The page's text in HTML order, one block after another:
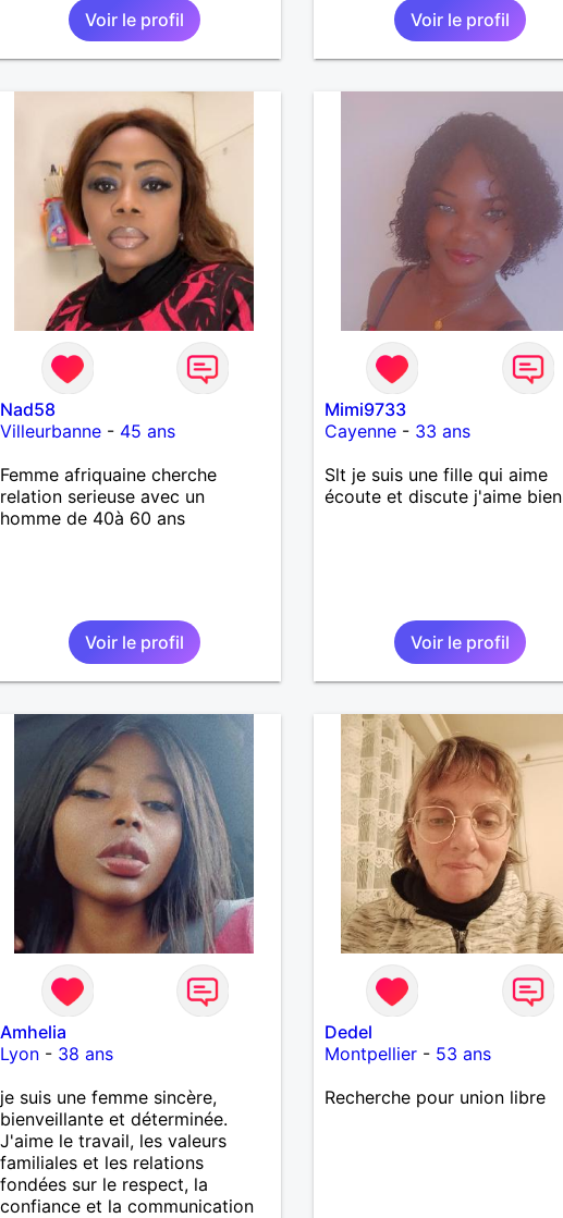
Voir le profil
Voir le profil
Nad58
Villeurbanne- 45 ans
Femme afriquaine cherche
relation serieuse avec un
homme de 40à 60 ans
Voir le profil
Mimi9733
Cayenne - 33 ans
Slt je suis une fille qui aime
écoute et discute j'aime bien
Voir le profil
Amhelia
Lyon- 38 ans
je suis une femme sincère,
bienveillante et déterminée.
J'aime le travail, les valeurs
familiales et les relations
fondées sur le respect, la
confiance et la communication
Dedel
Montpellier - 53 ans
Recherche pour union libre